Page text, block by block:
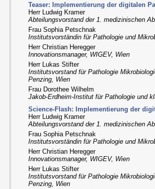
Teaser: Implementierung der digitalen
Herr Ludwig Kramer
Abteilungsvorstand der 1. medizinischen
Frau Sophia Petschnak
Institutsvorständin für Pathologie und
Herr Christian Heregger
Innovationsmanager, WIGEV, Wien
Herr Lukas Stifter
Institutsvorstand für Pathologie
Penzing, Wien
Frau Dorothee Wilhelm
Jakob-Erdheim-Institut für Pathologie und
Science-Flash: Implementierung der
Herr Ludwig Kramer
Abteilungsvorstand der 1. medizinischen
Frau Sophia Petschnak
Institutsvorständin für Pathologie und
Herr Christian Heregger
Innovationsmanager, WIGEV, Wien
Herr Lukas Stifter
Institutsvorstand für Pathologie
Penzing, Wien